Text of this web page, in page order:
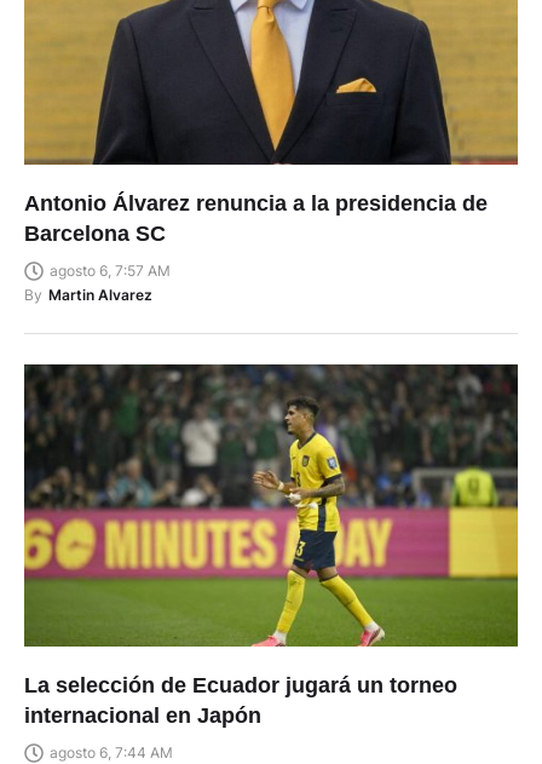
Antonio Álvarez renuncia a la presidencia de
Barcelona SC
agosto 6, 7:57 AM
By Martin Alvarez
La selección de Ecuador jugará un torneo
internacional en Japón
agosto 6, 7:44 AM